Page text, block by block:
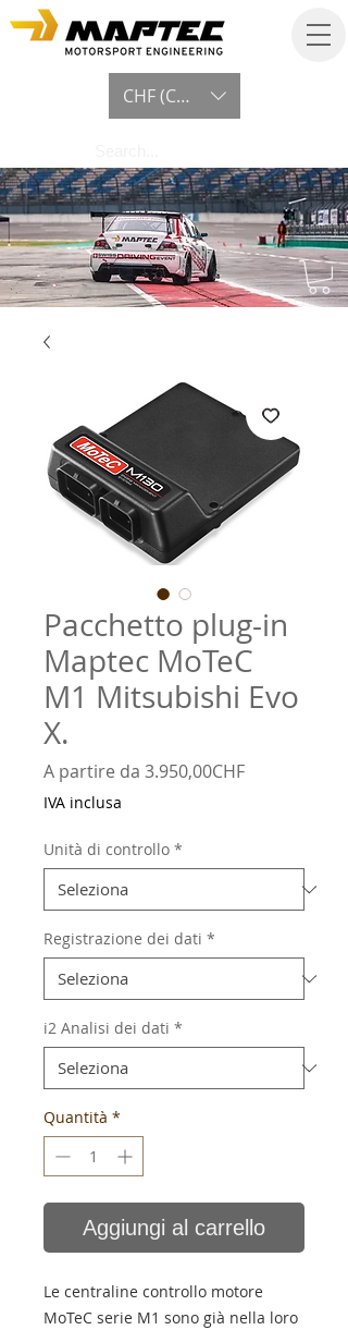
CHF (CHF)
Pacchetto plug-in
Maptec MoTeC
M1 Mitsubishi Evo
X.
A partire da 3.950,00CHFPrezzo
IVA inclusa
Unità di controllo *
Registrazione dei dati *
i2 Analisi dei dati *
Quantità *
Aggiungi al carrello
Le centraline controllo motore
MoTeC serie M1 sono già nella loro